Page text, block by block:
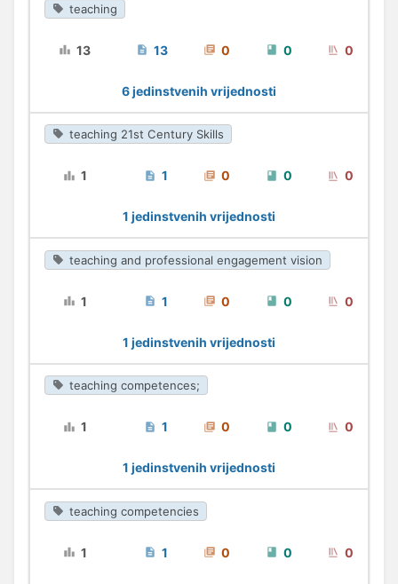
teaching
13 13 0 0 0
6 jedinstvenih vrijednosti
teaching 21st Century Skills
1 1 0 0 0
1 jedinstvenih vrijednosti
teaching and professional engagement vision
1 1 0 0 0
1 jedinstvenih vrijednosti
teaching competences;
1 1 0 0 0
1 jedinstvenih vrijednosti
teaching competencies
1 1 0 0 0